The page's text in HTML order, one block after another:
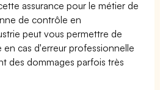
assurance pour le métier de
de contrôle en
peut vous permettre de
en cas d'erreur professionnelle
des dommages parfois très